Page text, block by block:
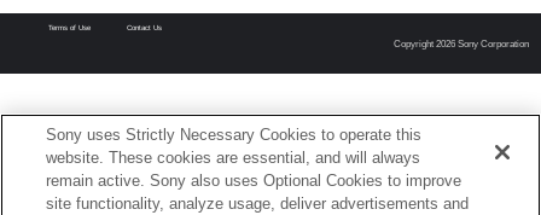
Terms of Use Contact Us
Copyright 2026 Sony Corporation
Sony uses Strictly Necessary Cookies to operate this
website. These cookies are essential, and will always
remain active. Sony also uses Optional Cookies to improve
site functionality, analyze usage, deliver advertisements and